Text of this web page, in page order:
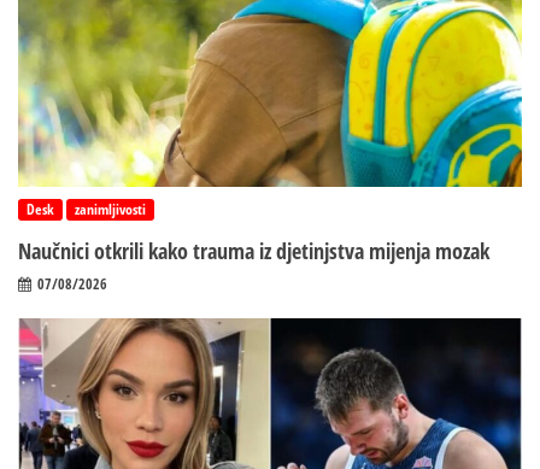
Desk zanimljivosti
Naučnici otkrili kako trauma iz d‌jetinjstva mijenja mozak
07/08/2026